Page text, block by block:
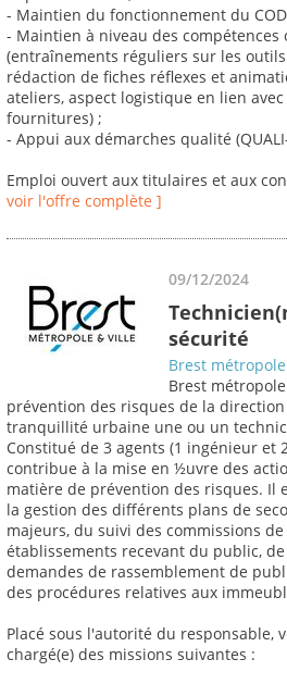
- Maintien du fonctionnement du
- Maintien à niveau des compétences
(entraînements réguliers sur les
rédaction de fiches réflexes et
ateliers, aspect logistique en lien avec
fournitures) ;
- Appui aux démarches qualité
Emploi ouvert aux titulaires et aux
voir l'offre complète ]
09/12/2024
sécurité
Brest métropole
Brest
prévention des risques de la
tranquillité urbaine une ou un
Constitué de 3 agents (1 ingénieur et
contribue à la mise en ½uvre des
matière de prévention des risques. Il
la gestion des différents plans de
majeurs, du suivi des commissions
établissements recevant du public,
demandes de rassemblement de
des procédures relatives aux
Placé sous l'autorité du responsable,
chargé(e) des missions suivantes :